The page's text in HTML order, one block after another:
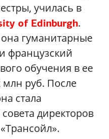
училась в
of Edinburgh.
она гуманитарные
французский
обучения в ее
млн руб. После
стала
директоров